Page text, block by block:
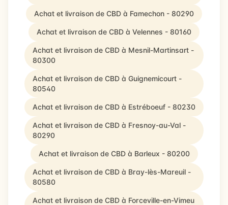
Achat et livraison de CBD à Famechon - 80290
Achat et livraison de CBD à Velennes - 80160
Achat et livraison de CBD à Mesnil-Martinsart -
80300
Achat et livraison de CBD à Guignemicourt -
80540
Achat et livraison de CBD à Estréboeuf - 80230
Achat et livraison de CBD à Fresnoy-au-Val -
80290
Achat et livraison de CBD à Barleux - 80200
Achat et livraison de CBD à Bray-lès-Mareuil -
80580
Achat et livraison de CBD à Forceville-en-Vimeu